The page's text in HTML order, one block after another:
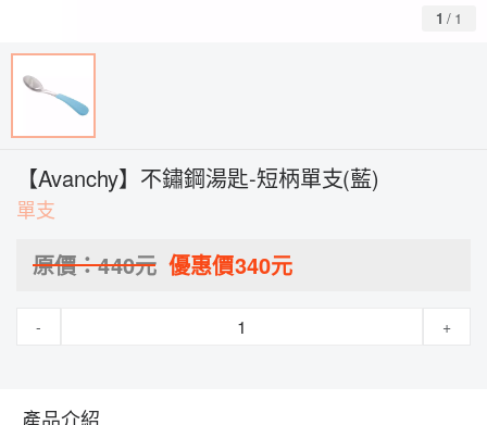
1 / 1
【Avanchy】不鏽鋼湯匙-短柄單支(藍)
單支
原價：440元 優惠價340元
- +
產品介紹